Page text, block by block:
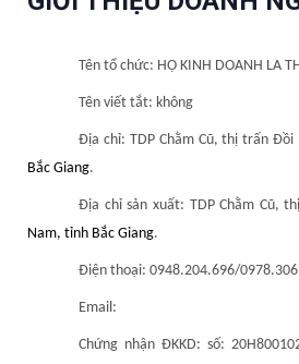
Tên tổ chức: HỘ KINH DOANH LA
Tên viết tắt: không
Địa chỉ: TDP Chằm Cũ, thị trấn Đồi
Bắc Giang.
Địa chỉ sản xuất: TDP Chằm Cũ,
Nam, tỉnh Bắc Giang.
Điện thoại:0948.204.696/
Email:
Chứng nhận ĐKKD:số: